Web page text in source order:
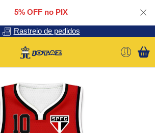
5% OFF no PIX
Rastreio de pedidos